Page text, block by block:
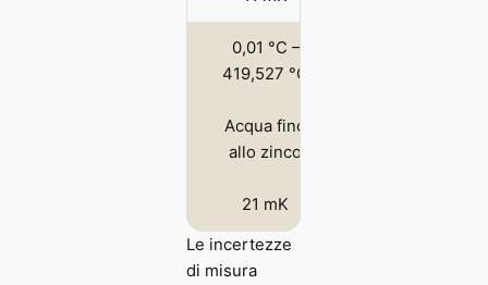
0,01 °C –
419,527 °C
Acqua fino
allo zinco
21 mK
Le incertezze
di misura